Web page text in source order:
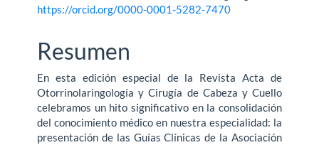
principal
artículo
https://orcid.org/0000-0001-5282-7470
Resumen
En esta edición especial de la Revista Acta de
Otorrinolaringología y Cirugía de Cabeza y Cuello
celebramos un hito significativo en la consolidación
del conocimiento médico en nuestra especialidad: la
presentación de las Guías Clínicas de la Asociación